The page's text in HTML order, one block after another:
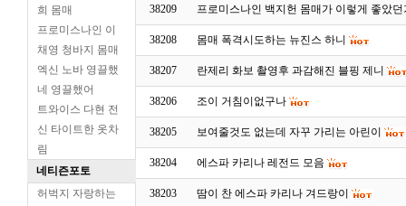
희 몸매
프로미스나인 이
채영 청바지 몸매
엑신 노바 영끌했
네 영끌했어
트와이스 다현 전
신 타이트한 옷차
림
네티즌포토
허벅지 자랑하는
38209 프로미스나인 백지헌 몸매가 이렇게 좋았던
38208 몸매 폭격시도하는 뉴진스 하니
38207 란제리 화보 촬영후 과감해진 블핑 제니
38206 조이 거침이없구나
38205 보여줄것도 없는데 자꾸 가리는 아린이
38204 에스파 카리나 레전드 모음
38203 땀이 찬 에스파 카리나 겨드랑이